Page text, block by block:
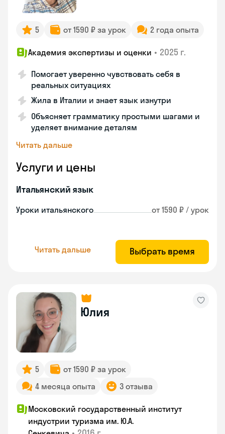
5 от 1590 ₽ за урок 2 года опыта
Академия экспертизы и оценки • 2025 г.
Помогает уверенно чувствовать себя в
реальных ситуациях
Жила в Италии и знает язык изнутри
Объясняет грамматику простыми шагами и
уделяет внимание деталям
Читать дальше
Услуги и цены
Итальянский язык
Уроки итальянского от 1590 ₽ / урок
Читать дальше Выбрать время
Юлия
5
от 1590 ₽ за урок
4 месяца опыта
3 отзыва
Московский государственный институт
индустрии туризма им. Ю.А.